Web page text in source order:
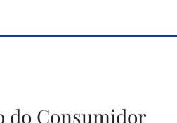
do Consumidor
do Consumidor